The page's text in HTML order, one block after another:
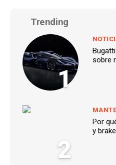
Trending
1
sobre
2
Por
y